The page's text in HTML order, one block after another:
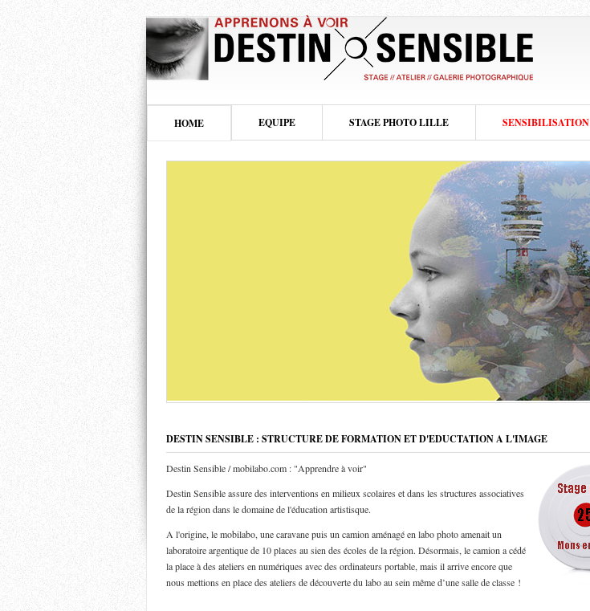
HOME EQUIPE STAGE PHOTO LILLE SENSIBILISATION
Education aux images
DESTIN SENSIBLE : STRUCTURE DE FORMATION ET D'EDUCTATION A L'IMAGE
Destin Sensible / mobilabo.com : "Apprendre à voir"
Destin Sensible assure des interventions en milieux scolaires et dans les structures associatives
de la région dans le domaine de l'éducation artistisque.
A l'origine, le mobilabo, une caravane puis un camion aménagé en labo photo amenait un
laboratoire argentique de 10 places au sien des écoles de la région. Désormais, le camion a cédé
la place à des ateliers en numériques avec des ordinateurs portable, mais il arrive encore que
nous mettions en place des ateliers de découverte du labo au sein même d’une salle de classe !